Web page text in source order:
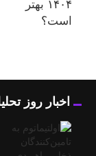
اخبار روز